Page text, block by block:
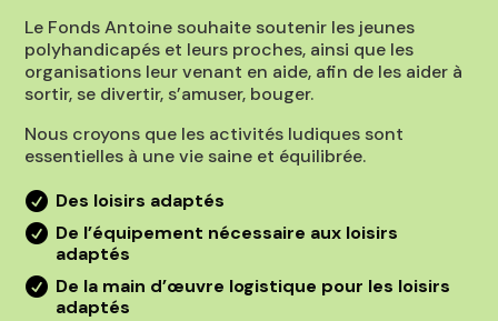
Le Fonds Antoine souhaite soutenir les jeunes
polyhandicapés et leurs proches, ainsi que les
organisations leur venant en aide, afin de les aider à
sortir, se divertir, s’amuser, bouger.
Nous croyons que les activités ludiques sont
essentielles à une vie saine et équilibrée.
 Des loisirs adaptés
 De l’équipement nécessaire aux loisirs
adaptés
 De la main d’œuvre logistique pour les loisirs
adaptés